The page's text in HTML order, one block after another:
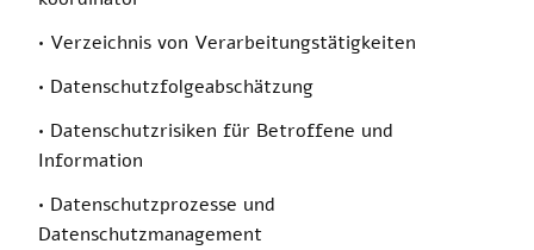
• Verzeichnis von Verarbeitungstätigkeiten
• Datenschutzfolgeabschätzung
• Datenschutzrisiken für Betroffene und
Information
• Datenschutzprozesse und
Datenschutzmanagement